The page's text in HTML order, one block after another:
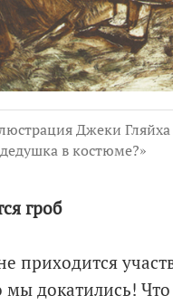
Джеки
в костюме?»
гроб
приходится
мы докатились!